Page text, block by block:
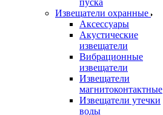
пуска
Извещатели охранные
Аксессуары
Акустические
извещатели
Вибрационные
извещатели
Извещатели
магнитоконтактные
Извещатели утечки
воды